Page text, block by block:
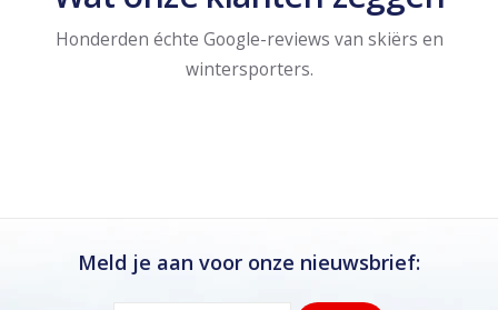
Honderden échte Google-reviews van skiërs en
wintersporters.
Meld je aan voor onze nieuwsbrief: